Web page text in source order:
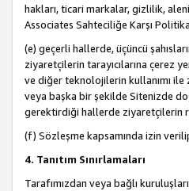
hakları, ticari markalar, gizlilik,
Associates Sahteciliğe Karşı
(e) geçerli hallerde, üçüncü
ziyaretçilerin tarayıcılarına çerez
ve diğer teknolojilerin kullanımı ile
veya başka bir şekilde Sitenizde
gerektirdiği hallerde ziyaretçilerin
(f) Sözleşme kapsamında izin
4. Tanıtım Sınırlamaları
Tarafımızdan veya bağlı